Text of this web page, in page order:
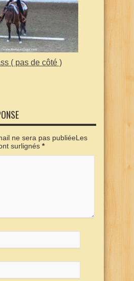
( pas de côté )
ne sera pas publiéeLes
surlignés *